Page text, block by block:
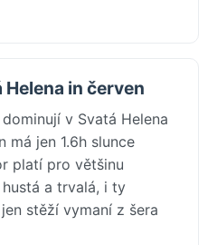
in červen
v Svatá Helena
jen 1.6h slunce
platí pro většinu
a trvalá, i ty
stěží vymaní z šera